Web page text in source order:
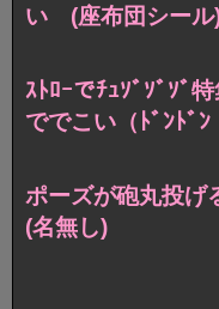
い (座布団シール
ｽﾄﾛｰでﾁｭｿﾞｿﾞｿﾞ
ででこい（ﾄﾞﾝﾄﾞ
ポーズが砲丸投
(名無し)